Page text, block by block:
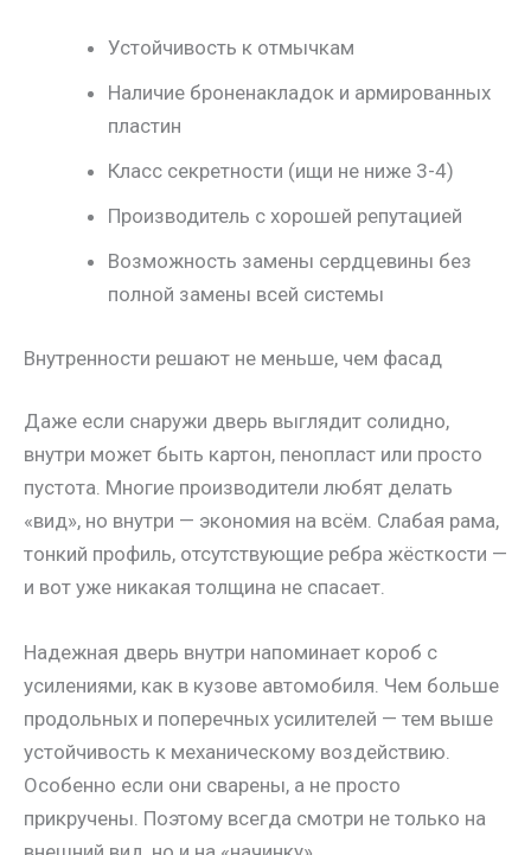
Устойчивость к отмычкам
Наличие броненакладок и армированных
пластин
Класс секретности (ищи не ниже 3-4)
Производитель с хорошей репутацией
Возможность замены сердцевины без
полной замены всей системы
Внутренности решают не меньше, чем фасад
Даже если снаружи дверь выглядит солидно,
внутри может быть картон, пенопласт или просто
пустота. Многие производители любят делать
«вид», но внутри — экономия на всём. Слабая рама,
тонкий профиль, отсутствующие ребра жёсткости —
и вот уже никакая толщина не спасает.
Надежная дверь внутри напоминает короб с
усилениями, как в кузове автомобиля. Чем больше
продольных и поперечных усилителей — тем выше
устойчивость к механическому воздействию.
Особенно если они сварены, а не просто
прикручены. Поэтому всегда смотри не только на